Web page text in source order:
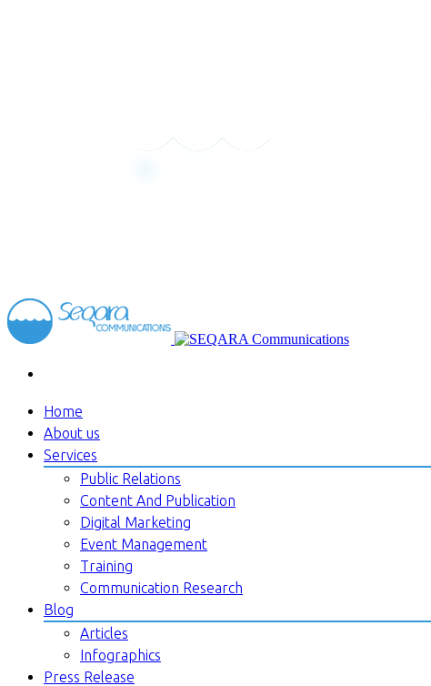
Home
About us
Services
Public Relations
Content And Publication
Digital Marketing
Event Management
Training
Communication Research
Blog
Articles
Infographics
Press Release